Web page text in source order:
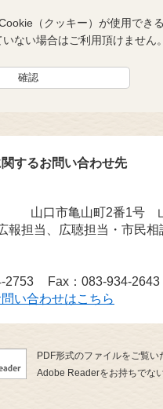
（クッキー）が使用でき
ない場合はご利用頂けません。
するお問い合わせ先
山口市亀山町2番1号
報担当、広聴担当・市民相
2753
Fax：083-934-2643
い合わせはこちら
PDF形式のファイルをご覧
Adobe Readerをお持ちでな